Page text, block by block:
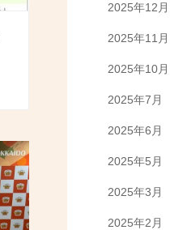
2025年12月
2025年11月
2025年10月
2025年7月
2025年6月
2025年5月
2025年3月
2025年2月